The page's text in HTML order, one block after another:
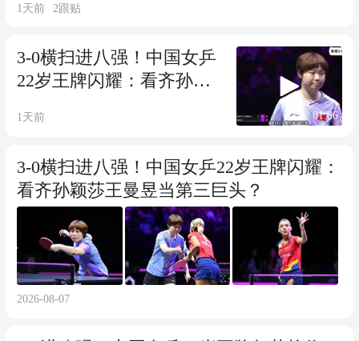
1天前 2跟贴
3-0横扫进八强！中国女乒
22岁王牌闪耀：看齐孙颖
1天前 01:06
3-0横扫进八强！中国女乒22岁王牌闪耀：
看齐孙颖莎王曼昱当第三巨头？
2026-08-07